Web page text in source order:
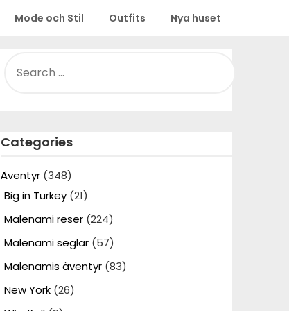
Mode och Stil Outfits Nya huset
FOR:
Categories
Äventyr(348)
Big in Turkey(21)
Malenami reser(224)
Malenami seglar(57)
Malenamis äventyr(83)
New York(26)